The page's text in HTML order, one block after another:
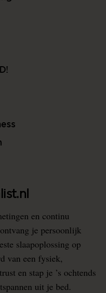
en continu
je persoonlijk
slaapoplossing op
van een fysiek,
en stap je ’s ochtends
uit je bed.